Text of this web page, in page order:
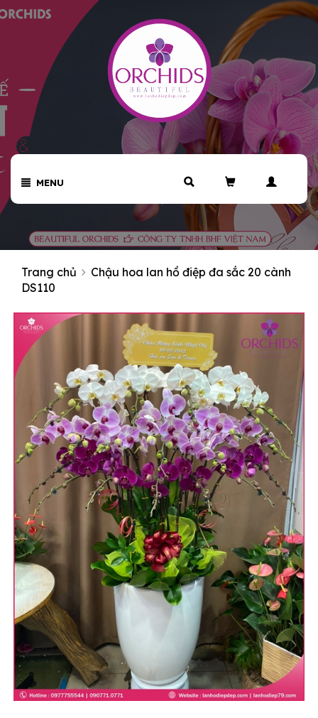
MENU
Trang chủ
Chậu hoa lan hồ điệp đa sắc 20 cành
DS110